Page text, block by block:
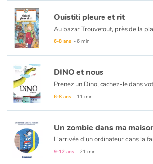
Contraste +
Aide
Accueil
Famille
Écoles
Médiathèques
Vidéos & Tutoriaux
Ouistiti pleure et rit
6-8 ans - 6 min
DINO et nous
Retrouvez le second tome :
6-8 ans - 11 min
Un zombie dans ma
9-12 ans - 21 min